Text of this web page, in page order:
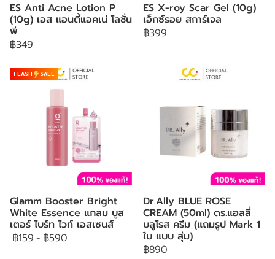
ES Anti Acne Lotion P
(10g) เอส แอนตี้แอคเน่ โลชั่น
พี
฿349
ES X-roy Scar Gel (10g)
เอ็กซ์รอย สการ์เจล
฿399
FLASH SALE
Glamm Booster Bright
White Essence แกลม บูส
เตอร์ ไบร์ท ไวท์ เอสเซนส์
฿159 - ฿590
Dr.Ally BLUE ROSE
CREAM (50ml) ดร.แอลลี่
บลูโรส ครีม (แถมรูป Mark 1
ใบ แบบ สุ่ม)
฿890